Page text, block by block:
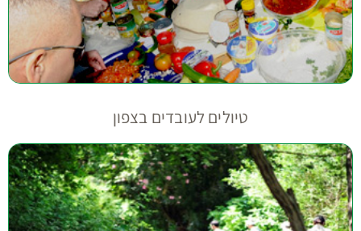
טיולים לעובדים בצפון